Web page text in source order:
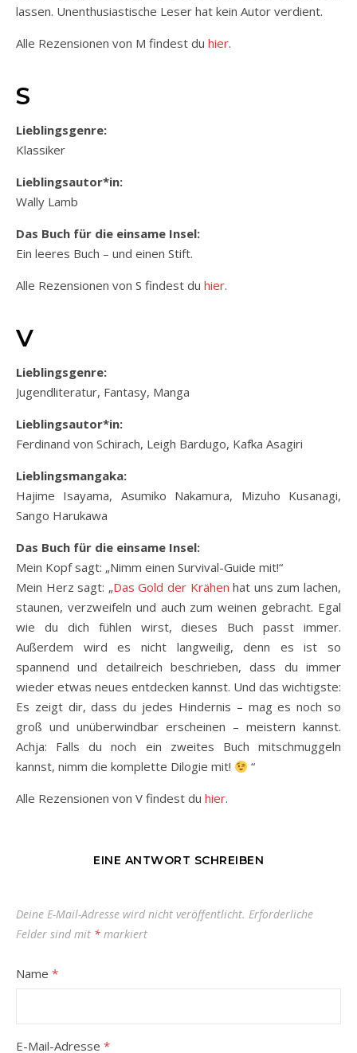
lassen. Unenthusiastische Leser hat kein Autor verdient.
Alle Rezensionen von M findest du hier.
S
Lieblingsgenre:
Klassiker
Lieblingsautor*in:
Wally Lamb
Das Buch für die einsame Insel:
Ein leeres Buch – und einen Stift.
Alle Rezensionen von S findest du hier.
V
Lieblingsgenre:
Jugendliteratur, Fantasy, Manga
Lieblingsautor*in:
Ferdinand von Schirach, Leigh Bardugo, Kafka Asagiri
Lieblingsmangaka:
Hajime Isayama, Asumiko Nakamura, Mizuho Kusanagi,
Sango Harukawa
Das Buch für die einsame Insel:
Mein Kopf sagt: „Nimm einen Survival-Guide mit!“
Mein Herz sagt: „Das Gold der Krähen hat uns zum lachen,
staunen, verzweifeln und auch zum weinen gebracht. Egal
wie du dich fühlen wirst, dieses Buch passt immer.
Außerdem wird es nicht langweilig, denn es ist so
spannend und detailreich beschrieben, dass du immer
wieder etwas neues entdecken kannst. Und das wichtigste:
Es zeigt dir, dass du jedes Hindernis – mag es noch so
groß und unüberwindbar erscheinen – meistern kannst.
Achja: Falls du noch ein zweites Buch mitschmuggeln
kannst, nimm die komplette Dilogie mit!
“
Alle Rezensionen von V findest du hier.
EINE ANTWORT SCHREIBEN
Deine E-Mail-Adresse wird nicht veröffentlicht. Erforderliche
Felder sind mit * markiert
Name *
E-Mail-Adresse *